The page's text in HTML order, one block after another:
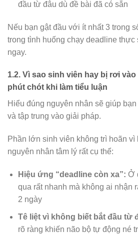
đầu từ đâu dù đề bài đã có sẵn
Nếu bạn gật đầu với ít nhất 3 trong
trong tình huống chạy deadline thực
ngay.
1.2. Vì sao sinh viên hay bị rơi
phút chót khi làm tiểu luận
Hiểu đúng nguyên nhân sẽ giúp
và tập trung vào giải pháp.
Phần lớn sinh viên không trì hoãn
nguyên nhân tâm lý rất cụ thể:
Hiệu ứng “deadline còn xa”: Ở
qua rất nhanh mà không ai nhận
2 ngày
Tê liệt vì không biết bắt đầu từ
rõ ràng khiến não bộ tự động né